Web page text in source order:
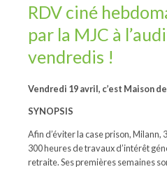
RDV ciné
par la MJC à
vendredis !
Vendredi 19 avril, c’est Maison
SYNOPSIS
Afin d’éviter la case prison, Milann,
300 heures de travaux d’intérêt
retraite. Ses premières semaines